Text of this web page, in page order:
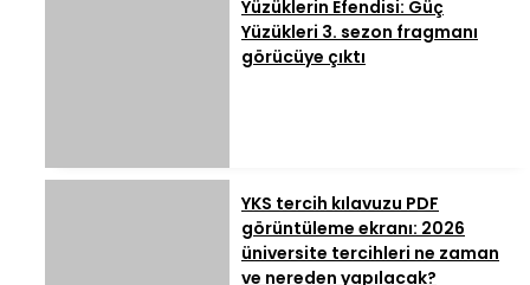
Yüzüklerin Efendisi: Güç
Yüzükleri 3. sezon fragmanı
görücüye çıktı
YKS tercih kılavuzu PDF
görüntüleme ekranı: 2026
üniversite tercihleri ne zaman
ve nereden yapılacak?